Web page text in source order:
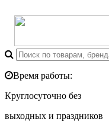
Время работы:
Круглосуточно без
выходных и праздников